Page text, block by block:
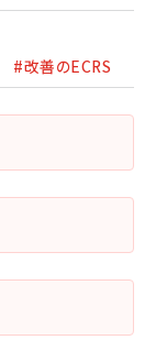
#改善のECRS